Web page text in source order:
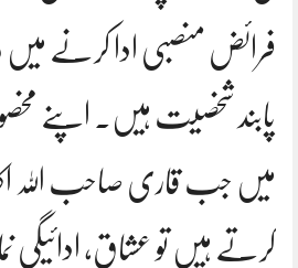
فرائض منصبی ادا کرنے میں
پابند شخصیت ہیں. اپنے
میں جب قاری صاحب اللہ
کرتے ہیں تو عشاق, ادائیگی